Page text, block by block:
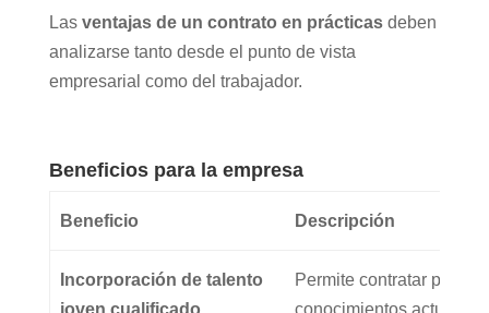
Las ventajas de un contrato en prácticasdeben
analizarse tanto desde el punto de vista
empresarial como del trabajador.
Beneficios para la empresa
Beneficio Descripción
Incorporación de talento
joven cualificado
Permite contratar
conocimientos